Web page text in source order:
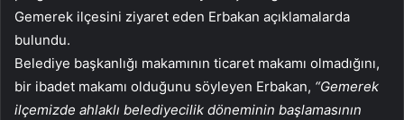
Gemerek ilçesini ziyaret eden Erbakan açıklamalarda
bulundu.
Belediye başkanlığı makamının ticaret makamı olmadığını,
bir ibadet makamı olduğunu söyleyen Erbakan, “Gemerek
ilçemizde ahlaklı belediyecilik döneminin başlamasının